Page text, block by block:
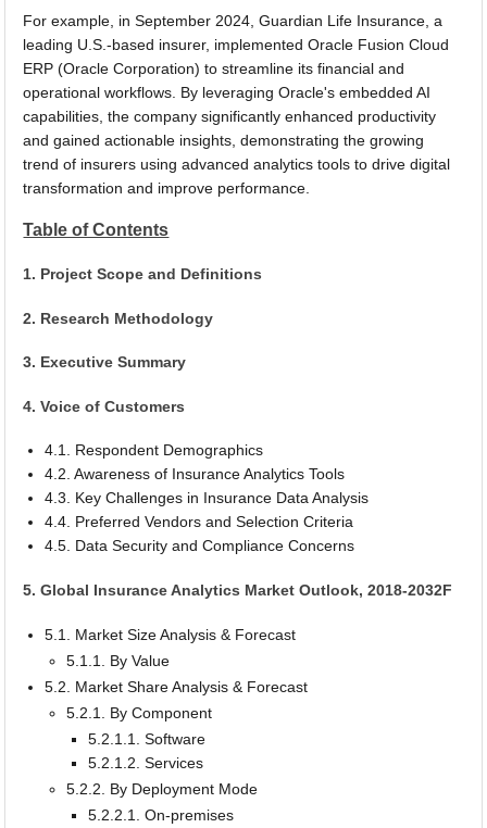
For example, in September 2024, Guardian Life Insurance, a
leading U.S.-based insurer, implemented Oracle Fusion Cloud
ERP (Oracle Corporation) to streamline its financial and
operational workflows. By leveraging Oracle's embedded AI
capabilities, the company significantly enhanced productivity
and gained actionable insights, demonstrating the growing
trend of insurers using advanced analytics tools to drive digital
transformation and improve performance.
Table of Contents
1. Project Scope and Definitions
2. Research Methodology
3. Executive Summary
4. Voice of Customers
4.1. Respondent Demographics
4.2. Awareness of Insurance Analytics Tools
4.3. Key Challenges in Insurance Data Analysis
4.4. Preferred Vendors and Selection Criteria
4.5. Data Security and Compliance Concerns
5. Global Insurance Analytics Market Outlook, 2018-2032F
5.1. Market Size Analysis & Forecast
5.1.1. By Value
5.2. Market Share Analysis & Forecast
5.2.1. By Component
5.2.1.1. Software
5.2.1.2. Services
5.2.2. By Deployment Mode
5.2.2.1. On-premises